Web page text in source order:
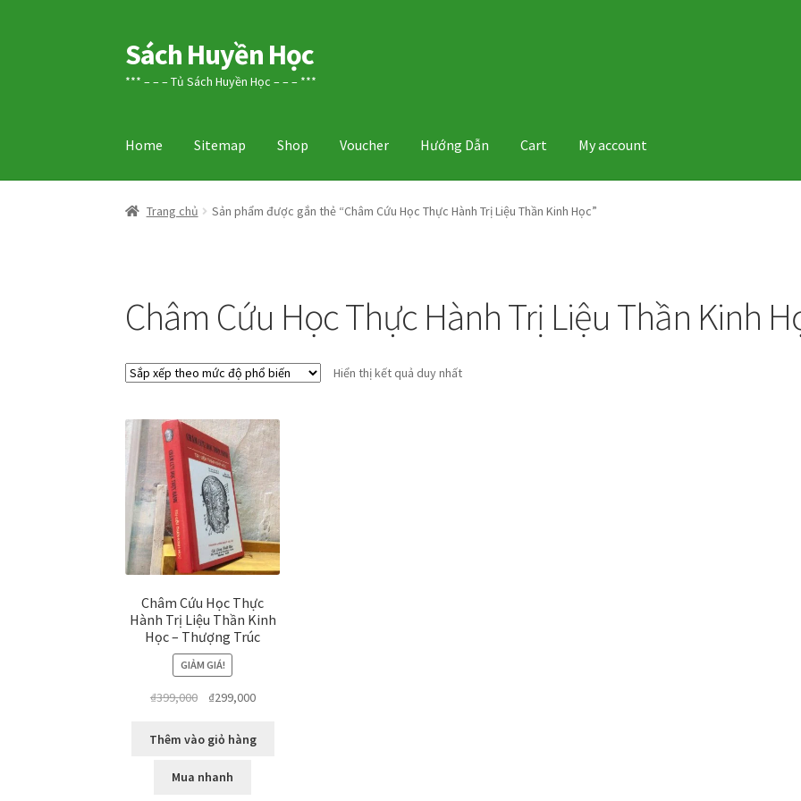
Đi
đến
Chuyển
đến
Sách Huyền Học
*** – – – Tủ Sách Huyền Học – – – ***
Home Sitemap Shop Voucher Hướng Dẫn Cart My account
Trang chủ Sản phẩm được gắn thẻ “Châm Cứu Học Thực Hành Trị Liệu Thần Kinh Học”
Châm Cứu Học Thực Hành Trị Liệu Thần Kinh
Hiển thị kết quả duy nhất
Châm Cứu Học Thực
Hành Trị Liệu Thần Kinh
Học – Thượng Trúc
GIẢM GIÁ!
₫399,000
Giá
là:
₫299,000Giá
tại
Thêm vào giỏ hàng
Mua nhanh